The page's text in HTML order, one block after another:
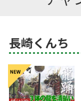
長崎くんち